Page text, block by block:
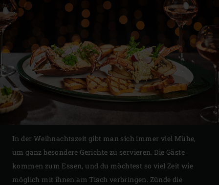
In der Weihnachtszeit gibt man sich immer viel Mühe,
um ganz besondere Gerichte zu servieren. Die Gäste
kommen zum Essen, und du möchtest so viel Zeit wie
möglich mit ihnen am Tisch verbringen. Zünde die